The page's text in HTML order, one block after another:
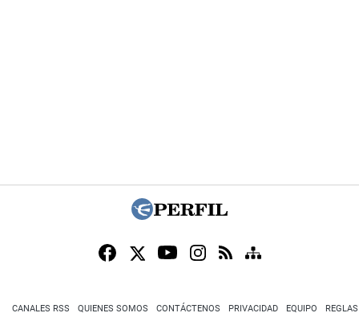
CANALES RSS QUIENES SOMOS CONTÁCTENOS PRIVACIDAD EQUIPO